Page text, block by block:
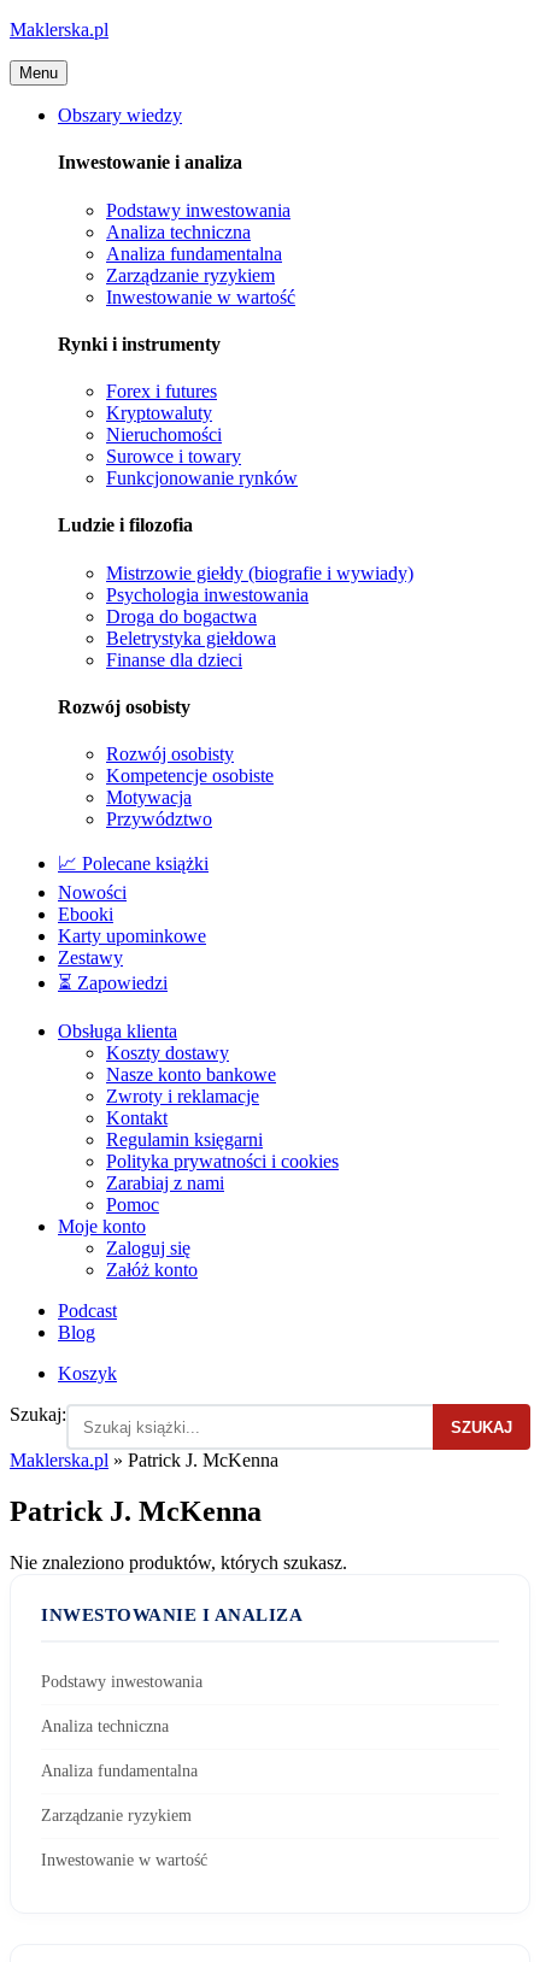
Maklerska.pl
Menu
Obszary wiedzy
Inwestowanie i analiza
Podstawy inwestowania
Analiza techniczna
Analiza fundamentalna
Zarządzanie ryzykiem
Inwestowanie w wartość
Rynki i instrumenty
Forex i futures
Kryptowaluty
Nieruchomości
Surowce i towary
Funkcjonowanie rynków
Ludzie i filozofia
Mistrzowie giełdy (biografie i wywiady)
Psychologia inwestowania
Droga do bogactwa
Beletrystyka giełdowa
Finanse dla dzieci
Rozwój osobisty
Rozwój osobisty
Kompetencje osobiste
Motywacja
Przywództwo
📈 Polecane książki
Nowości
Ebooki
Karty upominkowe
Zestawy
⏳ Zapowiedzi
Obsługa klienta
Koszty dostawy
Nasze konto bankowe
Zwroty i reklamacje
Kontakt
Regulamin księgarni
Polityka prywatności i cookies
Zarabiaj z nami
Pomoc
Moje konto
Zaloguj się
Załóż konto
Podcast
Blog
Koszyk
Szukaj:
SZUKAJ
Maklerska.pl » Patrick J. McKenna
Patrick J. McKenna
Nie znaleziono produktów, których szukasz.
INWESTOWANIE I ANALIZA
Podstawy inwestowania
Analiza techniczna
Analiza fundamentalna
Zarządzanie ryzykiem
Inwestowanie w wartość